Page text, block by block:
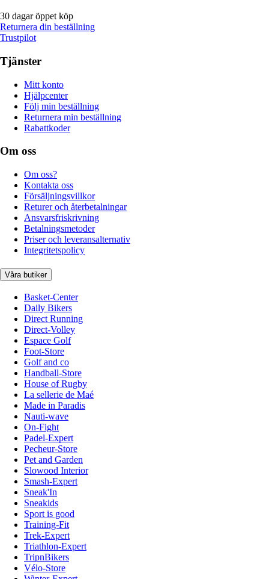
30 dagar öppet köp
Returnera din beställning
Trustpilot
Tjänster
Mitt konto
Hjälpcenter
Följ min beställning
Returnera min beställning
Rabattkoder
Om oss
Om oss?
Kontakta oss
Försäljningsvillkor
Returer och återbetalningar
Ansvarsfriskrivning
Betalningsmetoder
Priser och leveransalternativ
Integritetspolicy
Våra butiker
Basket-Center
Daily Bikers
Direct Running
Direct-Volley
Espace Golf
Foot-Store
Golf and co
Handball-Store
House of Rugby
La sellerie de Maé
Made in Paradis
Nauti-wave
On-Fight
Padel-Expert
Pecheur-Store
Pet and Garden
Slowood Interior
Smash-Expert
Sneak'In
Sneakids
Sport is good
Training-Fit
Trek-Expert
Triathlon-Expert
TripnBikers
Vélo-Store